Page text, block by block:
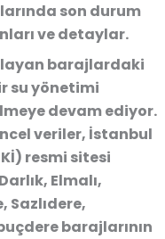
son durum
ve detaylar.
barajlardaki
su yönetimi
devam ediyor.
veriler, İstanbul
resmi sitesi
Elmalı,
Sazlıdere,
barajlarının